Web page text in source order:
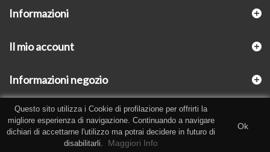
Informazioni
Il mio account
Informazioni negozio
Questo sito utilizza i Cookie di profilazione per offrirti la
migliore esperienza di navigazione. Continuando a navigare
dichiari di accettarne l'utilizzo ma potrai decidere in futuro di
disabilitarli.
Maggiori Info
Ok